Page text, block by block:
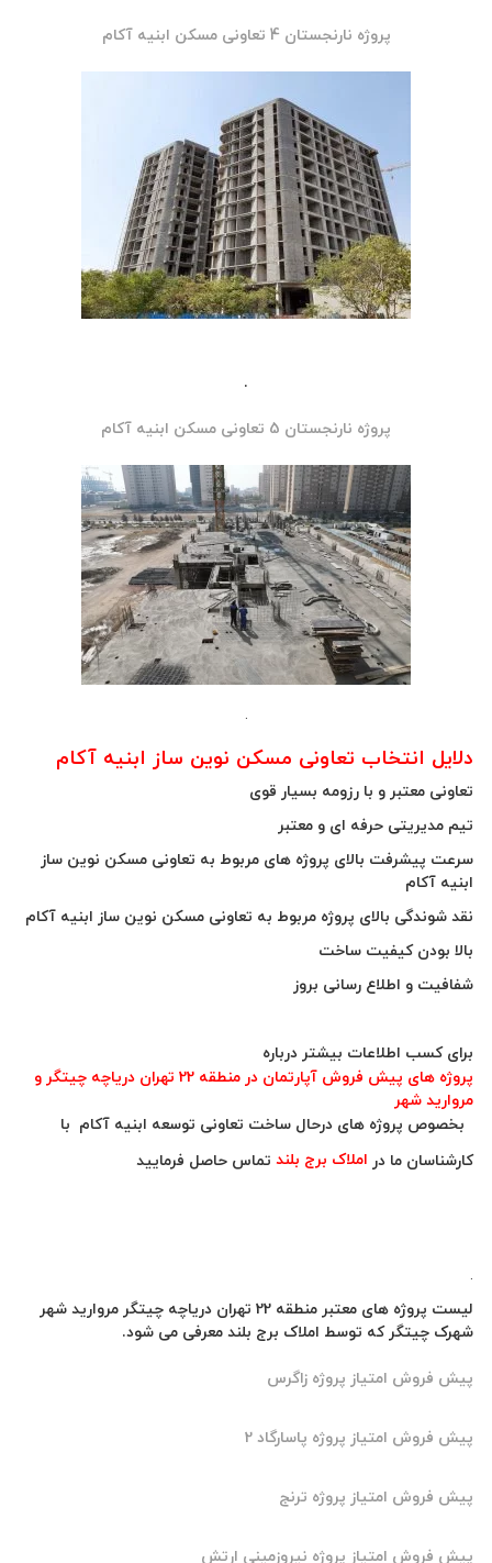
پروژه نارنجستان 4 تعاونی مسکن ابنیه آکام
پروژه نارنجستان 5 تعاونی مسکن ابنیه آکام
انتخاب تعاونی مسکن نوین ساز ابنیه آکام
معتبر و با رزومه بسیار قوی
حرفه ای و معتبر
پیشرفت بالای پروژه های مربوط به تعاونی مسکن نوین ساز
آکام
بالای پروژه مربوط به تعاونی مسکن نوین ساز ابنیه آکام
بودن کیفیت ساخت
و اطلاع رسانی بروز
اطلاعات بیشتر درباره
پروژه های پیش فروش آپارتمان در منطقه 22 تهران دریاچه چیتگر و
شهر
پروژه های درحال ساخت تعاونی توسعه ابنیه آکام با
ما دراملاک برج بلند تماس حاصل فرمایید
لیست پروژه های معتبر منطقه 22 تهران دریاچه چیتگر مروارید شهر
چیتگر که توسط املاک برج بلند معرفی می شود.
امتیاز پروژه زاگرس
امتیاز پروژه پاسارگاد 2
امتیاز پروژه ترنج
امتیاز پروژه نیروزمینی ارتش